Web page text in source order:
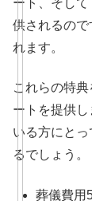
ート、そし
供されるの
れます。
これらの特
ートを提供
いる方にと
るでしょう。
葬儀費用